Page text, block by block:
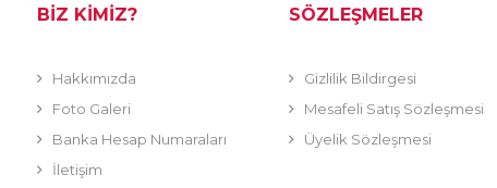
BİZ KİMİZ?
Hakkımızda
Foto Galeri
Banka Hesap Numaraları
İletişim
SÖZLEŞMELER
Gizlilik Bildirgesi
Mesafeli Satış Sözleşmesi
Üyelik Sözleşmesi